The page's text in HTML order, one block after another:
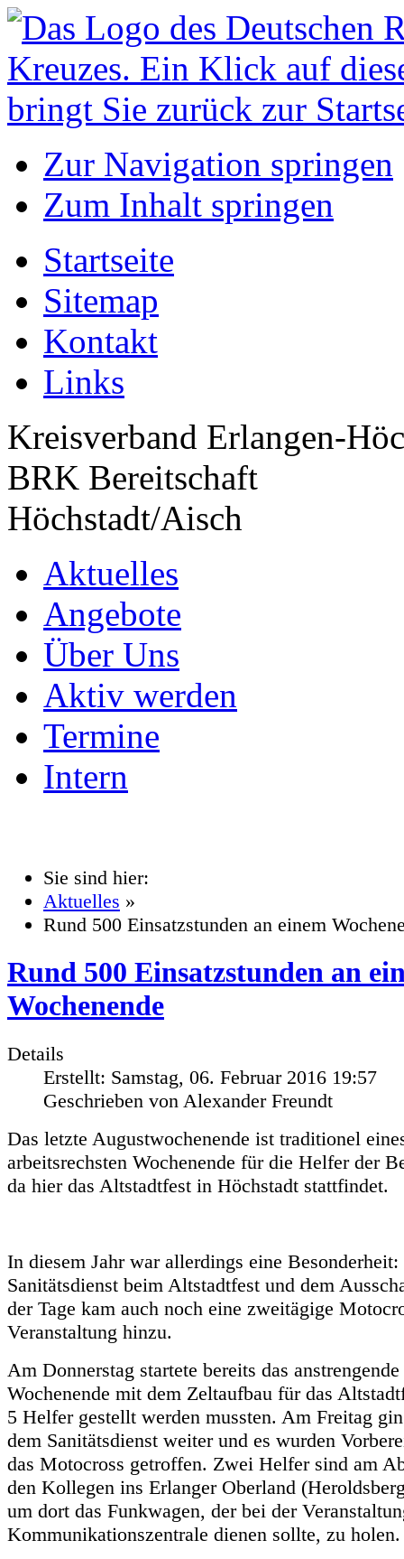
Zur Navigation springen
Zum Inhalt springen
Startseite
Sitemap
Kontakt
Links
Kreisverband Erlangen-
BRK Bereitschaft
Höchstadt/Aisch
Aktuelles
Angebote
Über Uns
Aktiv werden
Termine
Intern
Sie sind hier:
Aktuelles »
Rund 500 Einsatzstunden an einem
Rund 500 Einsatzstunden an
Wochenende
Details
Erstellt: Samstag, 06. Februar 2016 19:57
Geschrieben von Alexander Freundt
Das letzte Augustwochenende ist traditionel
arbeitsrechsten Wochenende für die Helfer der
da hier das Altstadtfest in Höchstadt stattfindet.
In diesem Jahr war allerdings eine Besonderheit:
Sanitätsdienst beim Altstadtfest und dem
der Tage kam auch noch eine zweitägige
Veranstaltung hinzu.
Am Donnerstag startete bereits das anstrengende
Wochenende mit dem Zeltaufbau für das
5 Helfer gestellt werden mussten. Am Freitag
dem Sanitätsdienst weiter und es wurden
das Motocross getroffen. Zwei Helfer sind am
den Kollegen ins Erlanger Oberland
um dort das Funkwagen, der bei der
Kommunikationszentrale dienen sollte, zu holen.